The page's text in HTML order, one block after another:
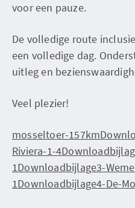
voor een pauze.
De volledige route
een volledige dag.
uitleg en
Veel plezier!
mosseltoer-157km
Riviera-1-4Download
1Downloadbijlage3-
1Downloadbijlage4-De-